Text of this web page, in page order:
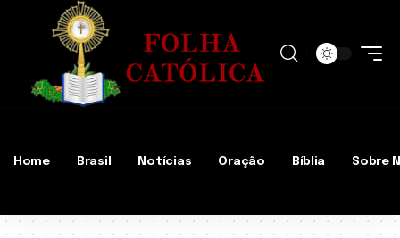
Home Brasil Notícias Oração Bíblia Sobre